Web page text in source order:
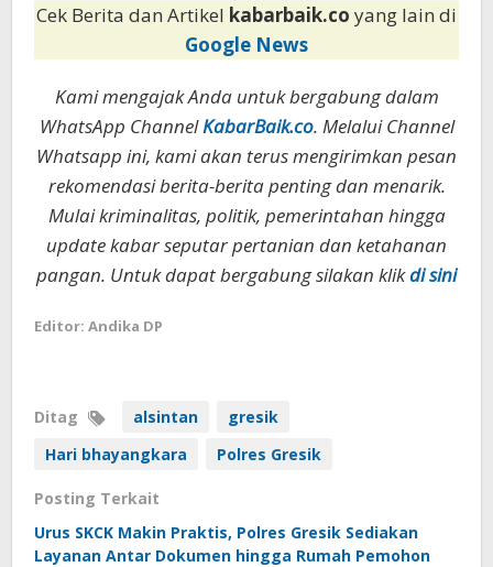
Cek Berita dan Artikel kabarbaik.co yang lain di
Google News
Kami mengajak Anda untuk bergabung dalam
WhatsApp ChannelKabarBaik.co. Melalui Channel
Whatsapp ini, kami akan terus mengirimkan pesan
rekomendasi berita-berita penting dan menarik.
Mulai kriminalitas, politik, pemerintahan hingga
update kabar seputar pertanian dan ketahanan
pangan. Untuk dapat bergabung silakan klikdi sini
Editor: Andika DP
Ditag alsintan
gresik
Hari bhayangkara
Polres Gresik
Posting Terkait
Urus SKCK Makin Praktis, Polres Gresik Sediakan
Layanan Antar Dokumen hingga Rumah Pemohon